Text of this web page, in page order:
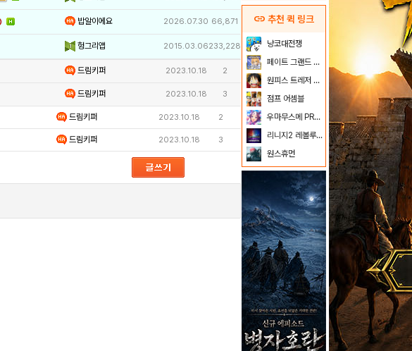
밥알이에요 2026.07.30 66,871
헝그리앱 2015.03.06233,228
드림키퍼 2023.10.18 2
드림키퍼 2023.10.18 3
드림키퍼 2023.10.18 2
드림키퍼 2023.10.18 3
link 추천 퀵 링크
냥코대전쟁
페이트 그랜드 오더
원피스 트레저 크루즈
점프 어셈블
우마무스메 PRETTY DERBY
리니지2 레볼루션
원스휴먼